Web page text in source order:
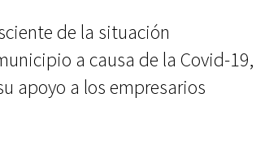
de la situación
a causa de la Covid-19,
apoyo a los empresarios